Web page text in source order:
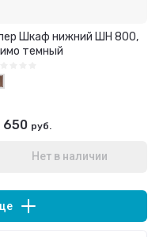
Шкаф нижний ШН 800,
темный
650 руб.
Нет в наличии